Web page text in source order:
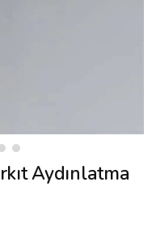
Aydınlatma